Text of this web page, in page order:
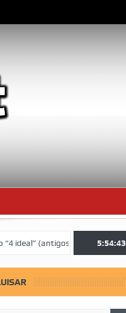
atletas “moçambicanos”
5:54:44